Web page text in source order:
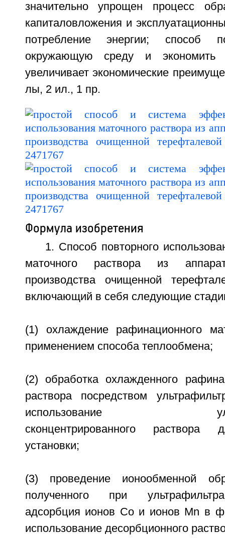
значительно упрощен процесс
капиталовложения и
потребление энергии; способ
окружающую среду и экономить
увеличивает экономические
лы, 2 ил., 1 пр.
Формула изобретения
1. Способ повторного
маточного раствора из
производства очищенной
включающий в себя следующие
(1) охлаждение рафинационного
применением способа теплообмена;
(2) обработка охлажденного
раствора посредством
использование
сконцентрированного раствора
установки;
(3) проведение ионообменной
полученного при
адсорбция ионов Со и ионов Mn в
использование десорбционного